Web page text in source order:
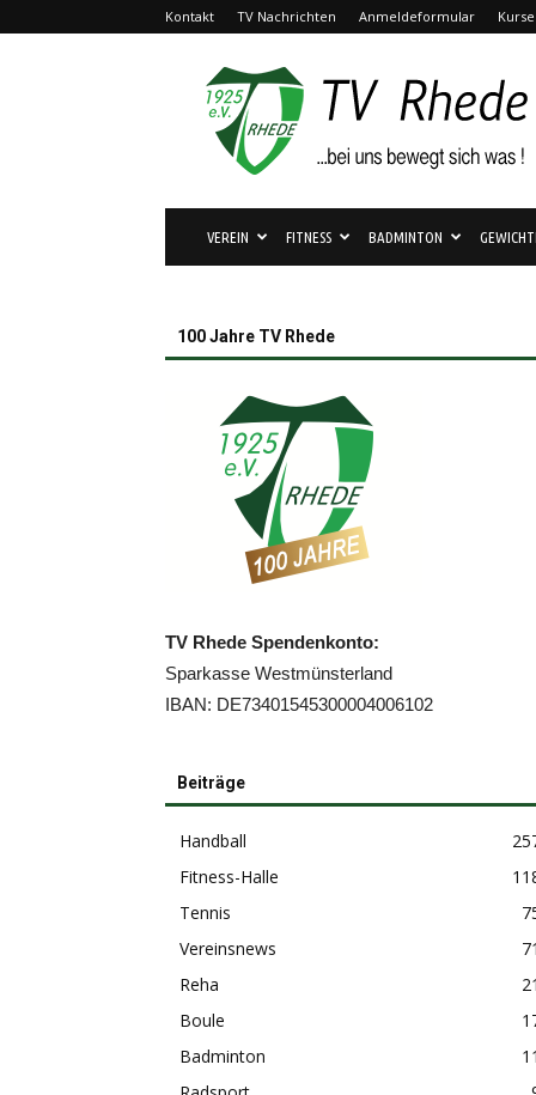
Kontakt TV Nachrichten Anmeldeformular Kurse
TV
Rhede
1925
e.V.
VEREIN FITNESS BADMINTON
100 Jahre TV Rhede
TV Rhede Spendenkonto:
Sparkasse Westmünsterland
IBAN: DE73401545300004006102
Beiträge
Handball
Fitness-Halle
Tennis
Vereinsnews
Reha
Boule
Badminton